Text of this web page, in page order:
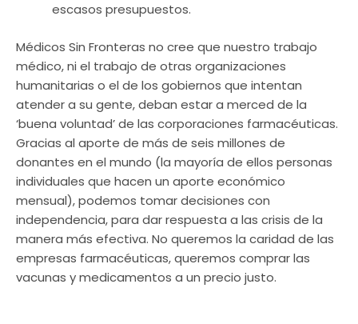
escasos presupuestos.
Médicos Sin Fronteras no cree que nuestro trabajo
médico, ni el trabajo de otras organizaciones
humanitarias o el de los gobiernos que intentan
atender a su gente, deban estar a merced de la
‘buena voluntad’ de las corporaciones farmacéuticas.
Gracias al aporte de más de seis millones de
donantes en el mundo (la mayoría de ellos personas
individuales que hacen un aporte económico
mensual), podemos tomar decisiones con
independencia, para dar respuesta a las crisis de la
manera más efectiva. No queremos la caridad de las
empresas farmacéuticas, queremos comprar las
vacunas y medicamentos a un precio justo.